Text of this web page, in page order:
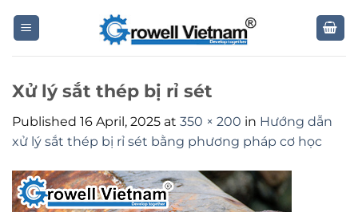
Xử lý sắt thép bị rỉ sét
Published 16 April, 2025 at 350 × 200 in Hướng dẫn
xử lý sắt thép bị rỉ sét bằng phương pháp cơ học